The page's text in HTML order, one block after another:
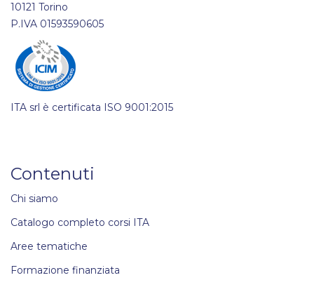
10121 Torino
P.IVA 01593590605
ITA srl è certificata ISO 9001:2015
Contenuti
Chi siamo
Catalogo completo corsi ITA
Aree tematiche
Formazione finanziata